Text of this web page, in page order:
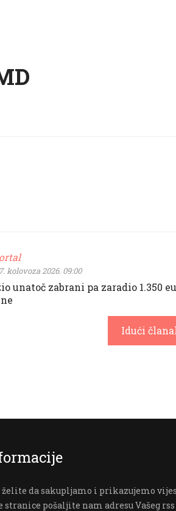
7. kolovoza 2026. 09:00
unatoč zabrani pa zaradio 1.350
Idući
želite da sakupljamo i prikazujemo
stranice pošaljite nam adresu Vašeg rss